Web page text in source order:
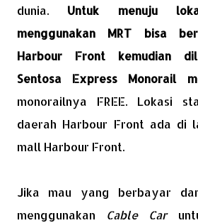
dunia. Untuk menuju
menggunakan MRT bisa
Harbour Front kemudian
Sentosa Express Monorail
monorailnya FREE. Lokasi
daerah Harbour Front ada di
mall Harbour Front.
Jika mau yang berbayar
menggunakan Cable Car